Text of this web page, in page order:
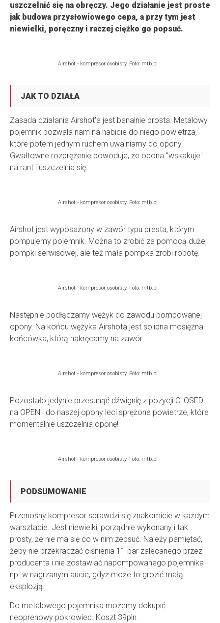
uszczelnić się na obręczy. Jego działanie jest proste
jak budowa przysłowiowego cepa, a przy tym jest
niewielki, poręczny i raczej ciężko go popsuć.
Airshot - kompresor osobisty. Foto: mtb.pl
JAK TO DZIAŁA
Zasada działania Airshot'a jest banalnie prosta. Metalowy
pojemnik pozwala nam na nabicie do niego powietrza,
które potem jednym ruchem uwalniamy do opony.
Gwałtowne rozprężenie powoduje, że opona "wskakuje"
na rant i uszczelnia się.
Airshot - kompresor osobisty. Foto: mtb.pl
Airshot jest wyposażony w zawór typu presta, którym
pompujemy pojemnik. Można to zrobić za pomocą dużej
pompki serwisowej, ale też mała pompka zrobi robotę.
Airshot - kompresor osobisty. Foto: mtb.pl
Następnie podłączamy wężyk do zawodu pompowanej
opony. Na końcu wężyka Airshota jest solidna mosiężna
końcówka, którą nakręcamy na zawór.
Airshot - kompresor osobisty. Foto: mtb.pl
Pozostało jedynie przesunąć dźwignię z pozycji CLOSED
na OPEN i do naszej opony leci sprężone powietrze, które
momentalnie uszczelnia oponę!
Airshot - kompresor osobisty. Foto: mtb.pl
PODSUMOWANIE
Przenośny kompresor sprawdzi się znakomicie w każdym
warsztacie. Jest niewielki, porządnie wykonany i tak
prosty, że nie ma się co w nim zepsuć. Należy pamiętać,
żeby nie przekraczać ciśnienia 11 bar zalecanego przez
producenta i nie zostawiać napompowanego pojemnika
np. w nagrzanym aucie, gdyż może to grozić małą
eksplozją.
Do metalowego pojemnika możemy dokupić
neoprenowy pokrowiec. Koszt 39pln.